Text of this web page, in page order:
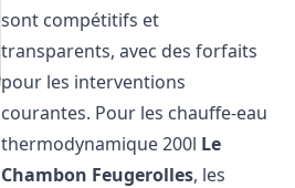
sont compétitifs et
transparents, avec des forfaits
pour les interventions
courantes. Pour les chauffe-eau
thermodynamique 200l Le
Chambon Feugerolles, les